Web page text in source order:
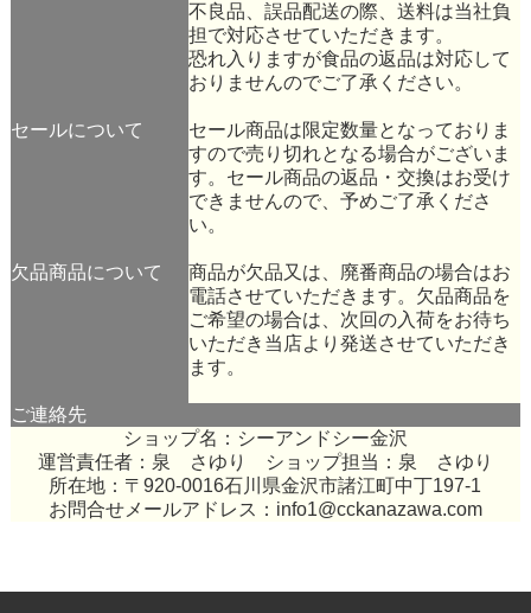
不良品、誤品配送の際、送料は当社負
担で対応させていただきます。
恐れ入りますが食品の返品は対応して
おりませんのでご了承ください。
セールについて
セール商品は限定数量となっておりま
すので売り切れとなる場合がございま
す。セール商品の返品・交換はお受け
できませんので、予めご了承くださ
い。
欠品商品について
商品が欠品又は、廃番商品の場合はお
電話させていただきます。欠品商品を
ご希望の場合は、次回の入荷をお待ち
いただき当店より発送させていただき
ます。
ご連絡先
ショップ名：シーアンドシー金沢
運営責任者：泉 さゆり ショップ担当：泉 さゆり
所在地：〒920-0016石川県金沢市諸江町中丁197-1
お問合せメールアドレス： info1@cckanazawa.com